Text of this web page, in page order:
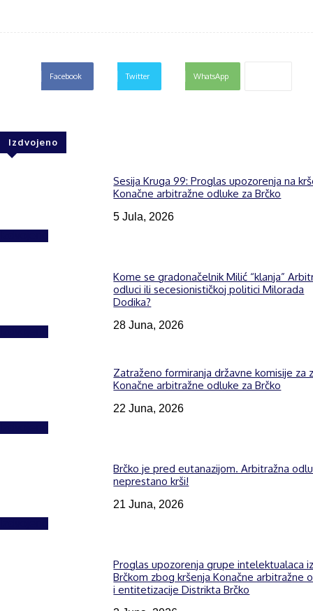
Facebook Twitter WhatsApp
Izdvojeno
Sesija Kruga 99: Proglas upozorenja na
Konačne arbitražne odluke za Brčko
5 Jula, 2026
Kome se gradonačelnik Milić “klanja”
odluci ili secesionističkoj politici Milorada
Dodika?
28 Juna, 2026
Zatraženo formiranja državne komisije za
Konačne arbitražne odluke za Brčko
22 Juna, 2026
Brčko je pred eutanazijom. Arbitražna
neprestano krši!
21 Juna, 2026
Proglas upozorenja grupe intelektualaca
Brčkom zbog kršenja Konačne arbitražne
i entitetizacije Distrikta Brčko